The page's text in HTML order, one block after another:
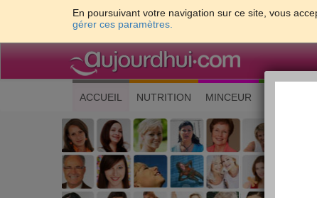
En poursuivant votre navigation sur ce site, vous
gérer ces paramètres.
ACCUEIL (current)
NUTRITION MINCEUR